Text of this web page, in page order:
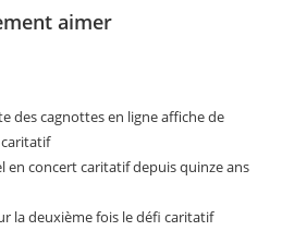
aimer
des cagnottes en ligne affiche de
en concert caritatif depuis quinze ans
la deuxième fois le défi caritatif